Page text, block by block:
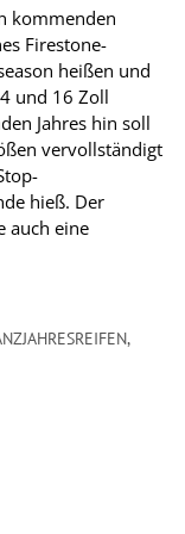
kommenden
Firestone-
heißen und
und 16 Zoll
Jahres hin soll
vervollständigt
hieß. Der
auch eine
,